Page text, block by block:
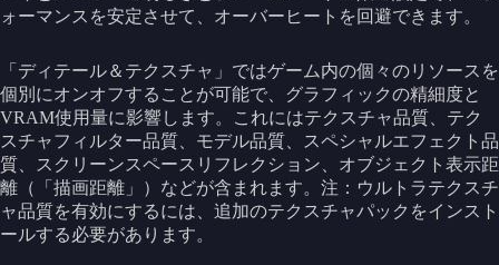
ォーマンスを安定させて、オーバーヒートを回避できます。
「ディテール＆テクスチャ」ではゲーム内の個々のリソースを
個別にオンオフすることが可能で、グラフィックの精細度と
VRAM使用量に影響します。これにはテクスチャ品質、テク
スチャフィルター品質、モデル品質、スペシャルエフェクト品
質、スクリーンスペースリフレクション、オブジェクト表示距
離（「描画距離」）などが含まれます。注：ウルトラテクスチ
ャ品質を有効にするには、追加のテクスチャパックをインスト
ールする必要があります。